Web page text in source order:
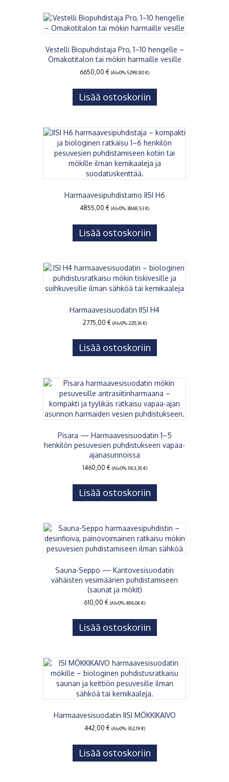
Vestelli Biopuhdistaja Pro, 1–10 hengelle –
Omakotitalon tai mökin harmaille vesille
6650,00 € (Alv0% 5298,80€)
Lisää ostoskoriin
Harmaavesipuhdistamo IISI H6
4855,00 € (Alv0% 3868,53€)
Lisää ostoskoriin
Harmaavesisuodatin IISI H4
2775,00 € (Alv0%2211,16€)
Lisää ostoskoriin
Pisara — Harmaavesisuodatin 1–5
henkilön pesuvesien puhdistukseen vapaa-
ajanasunnoissa
1460,00 € (Alv0%1163,35€)
Lisää ostoskoriin
Sauna-Seppo — Kantovesisuodatin
vähäisten vesimäärien puhdistamiseen
(saunat ja mökit)
610,00 € (Alv0%486,06€)
Lisää ostoskoriin
Harmaavesisuodatin IISI MÖKKIKAIVO
442,00 € (Alv0% 352,19€)
Lisää ostoskoriin